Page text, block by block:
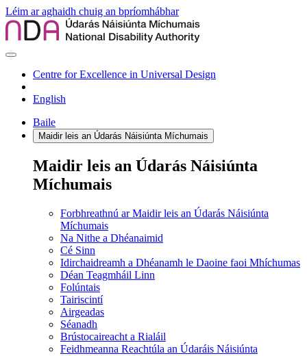
Léim ar aghaidh chuig an bpríomhábhar
Centre for Excellence in Universal Design
English
Baile
Maidir leis an Údarás Náisiúnta Míchumais
Maidir leis an Údarás Náisiúnta
Míchumais
Forbhreathnú ar Maidir leis an Údarás Náisiúnta
Míchumais
Na Nithe a Dhéanaimid
Cé Sinn
Idirchaidreamh a Dhéanamh le Daoine faoi Mhíchumas
Déan Teagmháil Linn
Folúntais
Tairiscintí
Airgeadas
Séanadh
Brústocaireacht a Rialáil
Feidhmeanna Reachtúla an Údaráis Náisiúnta